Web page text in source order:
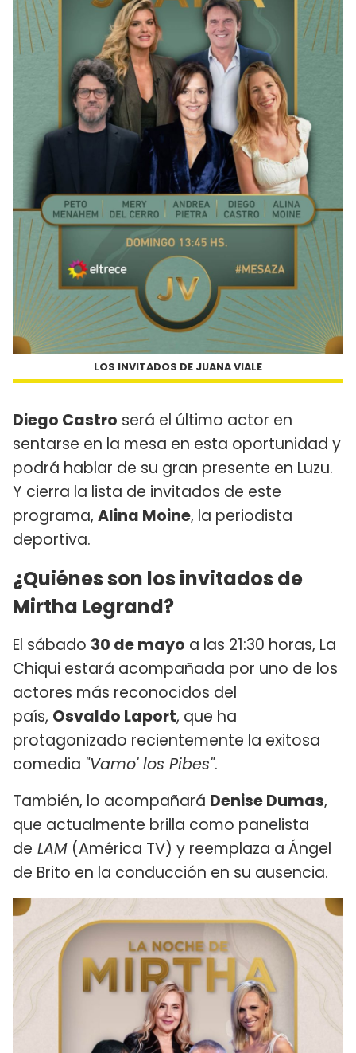
LOS INVITADOS DE JUANA VIALE
Diego Castro será el último actor en
sentarse en la mesa en esta oportunidad y
podrá hablar de su gran presente en Luzu.
Y cierra la lista de invitados de este
programa, Alina Moine, la periodista
deportiva.
¿Quiénes son los invitados de
Mirtha Legrand?
El sábado 30 de mayo a las 21:30 horas, La
Chiqui estará acompañada por uno de los
actores más reconocidos del
país, Osvaldo Laport, que ha
protagonizado recientemente la exitosa
comedia "Vamo' los Pibes".
También, lo acompañará Denise Dumas,
que actualmente brilla como panelista
de LAM (América TV) y reemplaza a Ángel
de Brito en la conducción en su ausencia.